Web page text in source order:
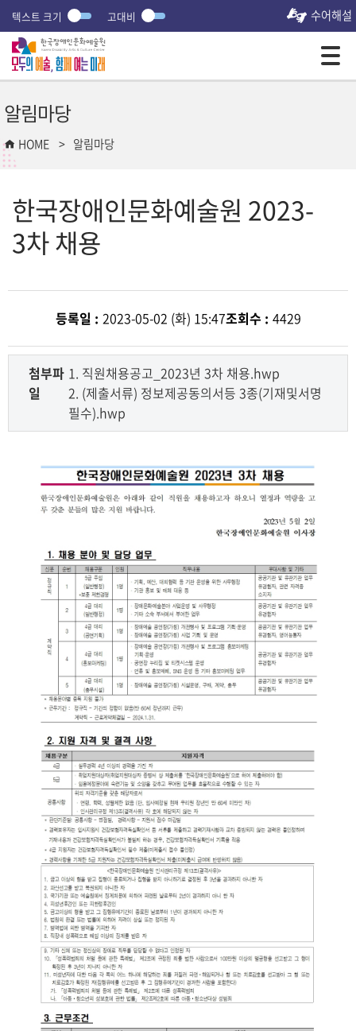
텍스트 크기 고대비 수어해설
알림마당
HOME 알림마당
한국장애인문화예술원 2023-
3차 채용
등록일 : 2023-05-02 (화) 15:47조회수 : 4429
첨부파
일
1. 직원채용공고_2023년 3차 채용.hwp
2. (제출서류) 정보제공동의서등 3종(기재및서명
필수).hwp